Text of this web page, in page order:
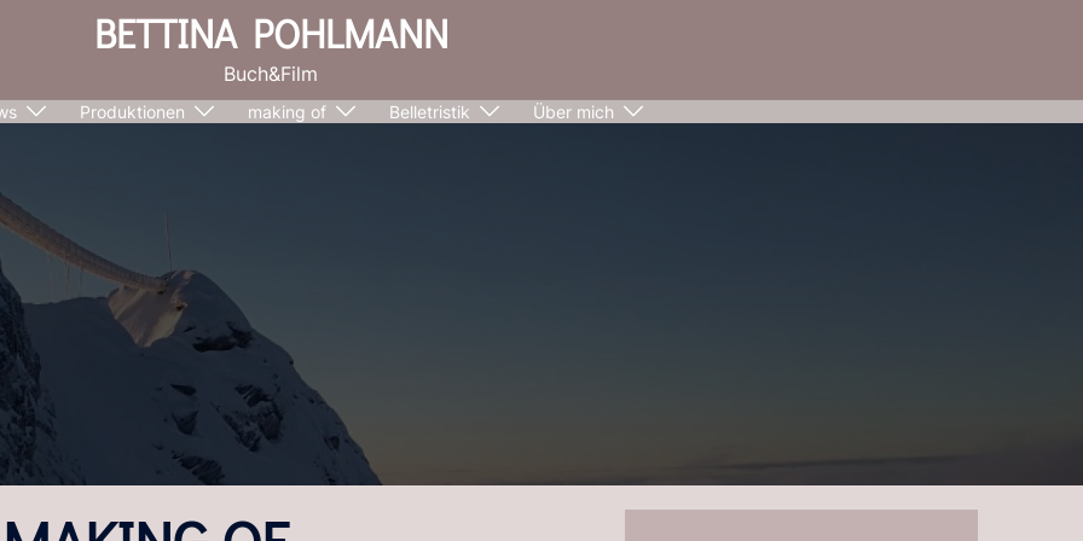
BETTINA POHLMANN
Buch&Film
Produktionen making of Belletristik Über mich